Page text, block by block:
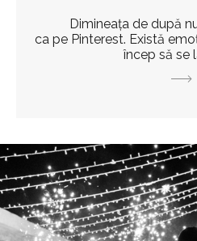
Dimineața de după
ca pe Pinterest. Există
încep să se